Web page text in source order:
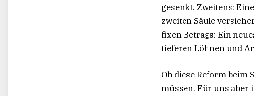
gesenkt. Zweitens:
zweiten Säule
fixen Betrags: Ein
tieferen Löhnen und
Ob diese Reform beim
müssen. Für uns aber